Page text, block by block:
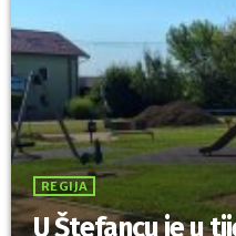
REGIJA
U Štefancu je u